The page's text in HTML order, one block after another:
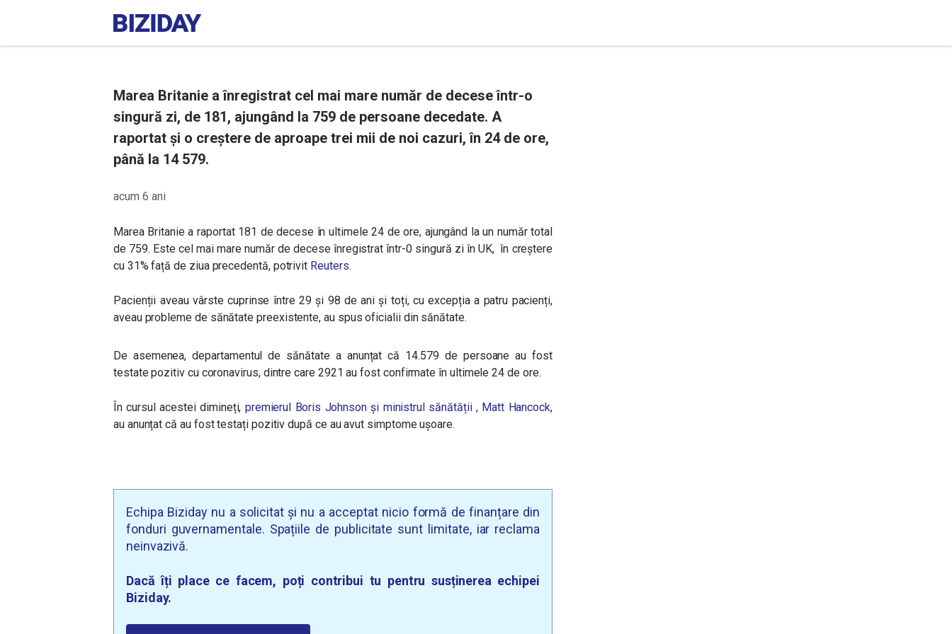
Marea Britanie a înregistrat cel mai mare număr de decese într-o
singură zi, de 181, ajungând la 759 de persoane decedate. A
raportat și o creștere de aproape trei mii de noi cazuri, în 24 de ore,
până la 14 579.
acum 6 ani
Marea Britanie a raportat 181 de decese în ultimele 24 de ore, ajungând la un număr total
de 759. Este cel mai mare număr de decese înregistrat într-0 singură zi în UK, în creștere
cu 31% față de ziua precedentă, potrivit Reuters.
Pacienții aveau vârste cuprinse între 29 și 98 de ani și toți, cu excepția a patru pacienți,
aveau probleme de sănătate preexistente, au spus oficialii din sănătate.
De asemenea, departamentul de sănătate a anunțat că 14.579 de persoane au fost
testate pozitiv cu coronavirus, dintre care 2921 au fost confirmate în ultimele 24 de ore.
În cursul acestei dimineți, premierul Boris Johnson și ministrul sănătății , Matt Hancock,
au anunțat că au fost testați pozitiv după ce au avut simptome ușoare.
Echipa Biziday nu a solicitat și nu a acceptat nicio formă de finanțare din
fonduri guvernamentale. Spațiile de publicitate sunt limitate, iar reclama
neinvazivă.
Dacă îți place ce facem, poți contribui tu pentru susținerea echipei
Biziday.